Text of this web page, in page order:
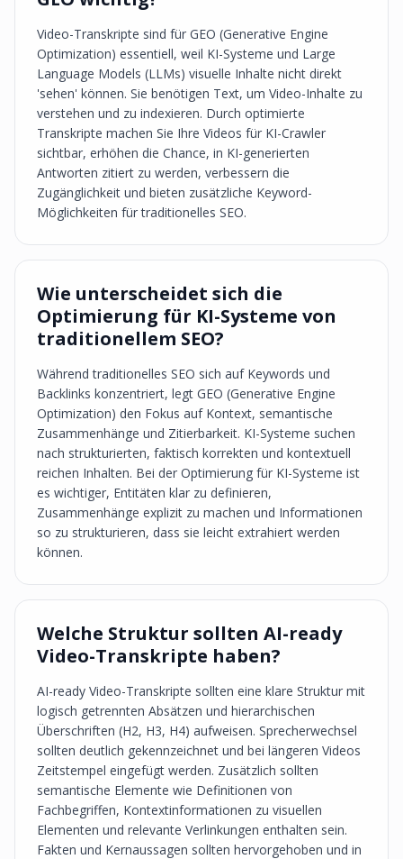
Video-Transkripte sind für GEO (Generative Engine
Optimization) essentiell, weil KI-Systeme und Large
Language Models (LLMs) visuelle Inhalte nicht direkt
'sehen' können. Sie benötigen Text, um Video-Inhalte zu
verstehen und zu indexieren. Durch optimierte
Transkripte machen Sie Ihre Videos für KI-Crawler
sichtbar, erhöhen die Chance, in KI-generierten
Antworten zitiert zu werden, verbessern die
Zugänglichkeit und bieten zusätzliche Keyword-
Möglichkeiten für traditionelles SEO.
Wie unterscheidet sich die
Optimierung für KI-Systeme von
traditionellem SEO?
Während traditionelles SEO sich auf Keywords und
Backlinks konzentriert, legt GEO (Generative Engine
Optimization) den Fokus auf Kontext, semantische
Zusammenhänge und Zitierbarkeit. KI-Systeme suchen
nach strukturierten, faktisch korrekten und kontextuell
reichen Inhalten. Bei der Optimierung für KI-Systeme ist
es wichtiger, Entitäten klar zu definieren,
Zusammenhänge explizit zu machen und Informationen
so zu strukturieren, dass sie leicht extrahiert werden
können.
Welche Struktur sollten AI-ready
Video-Transkripte haben?
AI-ready Video-Transkripte sollten eine klare Struktur mit
logisch getrennten Absätzen und hierarchischen
Überschriften (H2, H3, H4) aufweisen. Sprecherwechsel
sollten deutlich gekennzeichnet und bei längeren Videos
Zeitstempel eingefügt werden. Zusätzlich sollten
semantische Elemente wie Definitionen von
Fachbegriffen, Kontextinformationen zu visuellen
Elementen und relevante Verlinkungen enthalten sein.
Fakten und Kernaussagen sollten hervorgehoben und in